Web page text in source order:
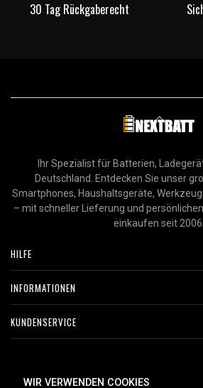
30 Tag Rückgaberecht
Ihr Spezialist für Batterien,
Deutschland. Entdecken Sie unser
Smartphones, Haushaltsgeräte,
– mit schneller Lieferung und
einkaufen seit 2006.
HILFE
INFORMATIONEN
KUNDENSERVICE
ZAHLUNGSMETHODEN
WIR VERWENDEN COOKIES